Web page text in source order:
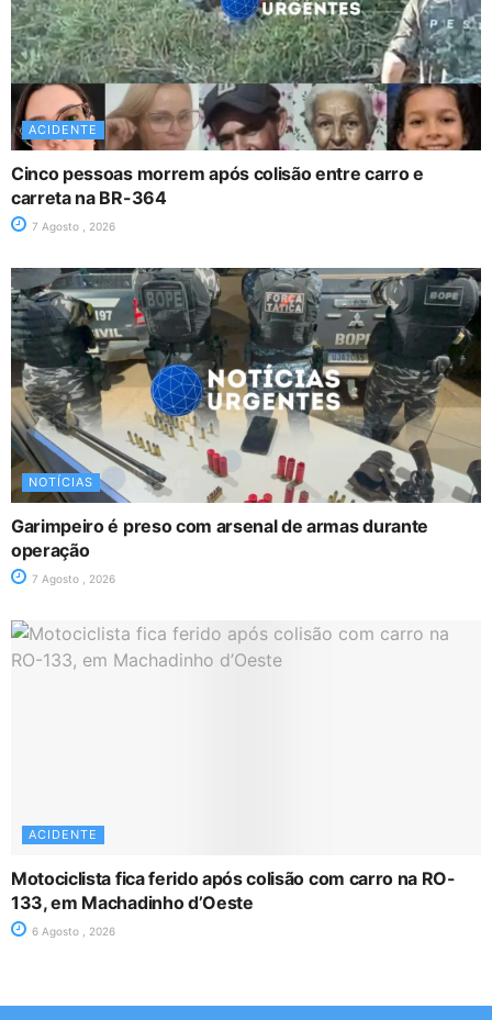
ACIDENTE
Cinco pessoas morrem após colisão entre carro e
carreta na BR-364
7 Agosto , 2026
NOTÍCIAS
Garimpeiro é preso com arsenal de armas durante
operação
7 Agosto , 2026
ACIDENTE
Motociclista fica ferido após colisão com carro na RO-
133, em Machadinho d’Oeste
6 Agosto , 2026